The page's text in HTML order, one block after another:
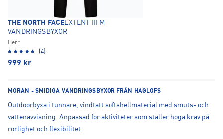
THE NORTH FACEEXTENT III M
VANDRINGSBYXOR
Herr
(4)
999 kr
MORÄN - SMIDIGA VANDRINGSBYXOR FRÅN HAGLÖFS
Outdoorbyxa i tunnare, vindtätt softshellmaterial med smuts- och
vattenavvisning. Anpassad för aktiviteter som ställer höga krav på
rörlighet och flexibilitet.